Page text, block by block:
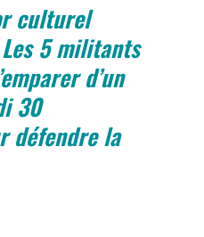
culturel
5 militants
d’un
30
défendre la